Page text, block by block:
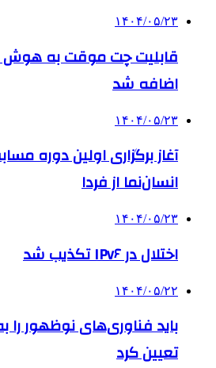
۱۴۰۴/۰۵/۲۳
قابلیت چت موقت به
اضافه شد
۱۴۰۴/۰۵/۲۳
آغاز برگزاری اولین دوره
انسان‌نما از فردا
۱۴۰۴/۰۵/۲۳
اختلال در IPv۶ تکذیب شد
۱۴۰۴/۰۵/۲۲
باید فناوری‌های نوظهور را
تعیین کرد